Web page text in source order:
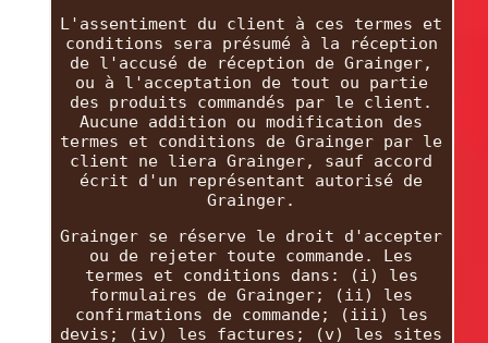
L'assentiment du client à ces termes et
conditions sera présumé à la réception
de l'accusé de réception de Grainger,
ou à l'acceptation de tout ou partie
des produits commandés par le client.
Aucune addition ou modification des
termes et conditions de Grainger par le
client ne liera Grainger, sauf accord
écrit d'un représentant autorisé de
Grainger.
Grainger se réserve le droit d'accepter
ou de rejeter toute commande. Les
termes et conditions dans: (i) les
formulaires de Grainger; (ii) les
confirmations de commande; (iii) les
devis; (iv) les factures; (v) les sites